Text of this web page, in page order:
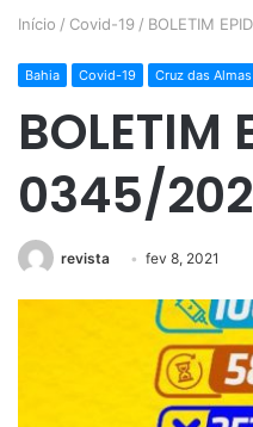
Início / Covid-19 / BOLETIM
Bahia Covid-19 Cruz das Almas
BOLETIM
0345/
revista fev 8, 2021